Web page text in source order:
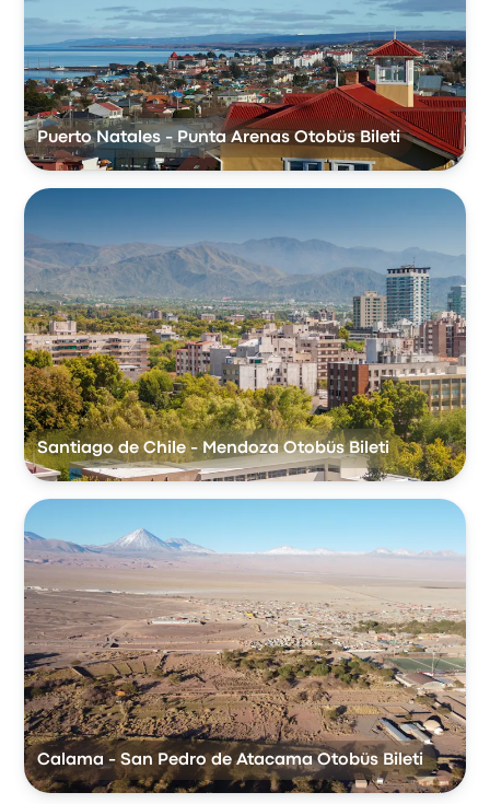
Puerto Natales - Punta Arenas Otobüs Bileti
Santiago de Chile - Mendoza Otobüs Bileti
Calama - San Pedro de Atacama Otobüs Bileti